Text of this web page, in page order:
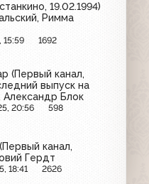
19.02.1994)
Римма
15:59 1692
(Первый канал,
выпуск на
Александр Блок
20:56 598
канал,
Гердт
18:41 2626